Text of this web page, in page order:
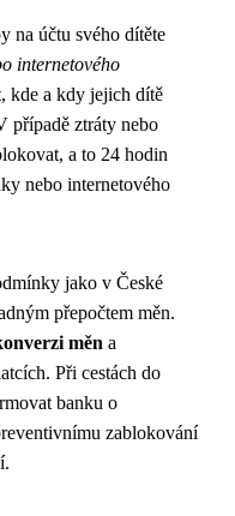
na účtu svého dítěte
internetového
kde a kdy jejich dítě
případě ztráty nebo
a to 24 hodin
nebo internetového
jako v České
přepočtem měn.
měn a
Při cestách do
banku o
zablokování